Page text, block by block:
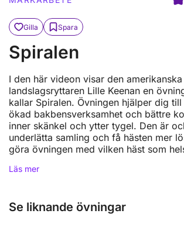
Gilla Spara
Spiralen
I den här videon visar den amerikanska
landslagsryttaren Lille Keenan en
kallar Spiralen. Övningen hjälper dig
ökad bakbensverksamhet och bättre
inner skänkel och ytter tygel. Den är
underlätta samling och få hästen mer
göra övningen med vilken häst som
Läs mer
Se liknande övningar